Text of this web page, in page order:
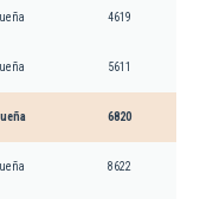
4619
5611
6820
8622